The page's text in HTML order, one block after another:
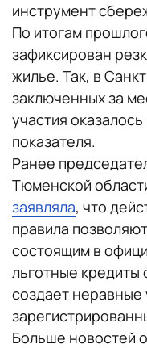
инструмент
По итогам
зафиксирован
жилье. Так, в
заключенных за
участия
показателя.
Ранее
Тюменской
заявляла, что
правила
состоящим в
льготные кредиты
создает
Больше новостей